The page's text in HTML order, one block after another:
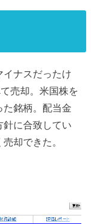
イナスだったけ
売却。米国株を
た銘柄。配当金
針に合致してい
却できた。